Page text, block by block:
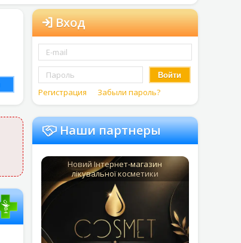
Вход
Войти
Регистрация Забыли пароль?
Наши партнеры
Новий Інтернет-магазин
лікувальної косметики